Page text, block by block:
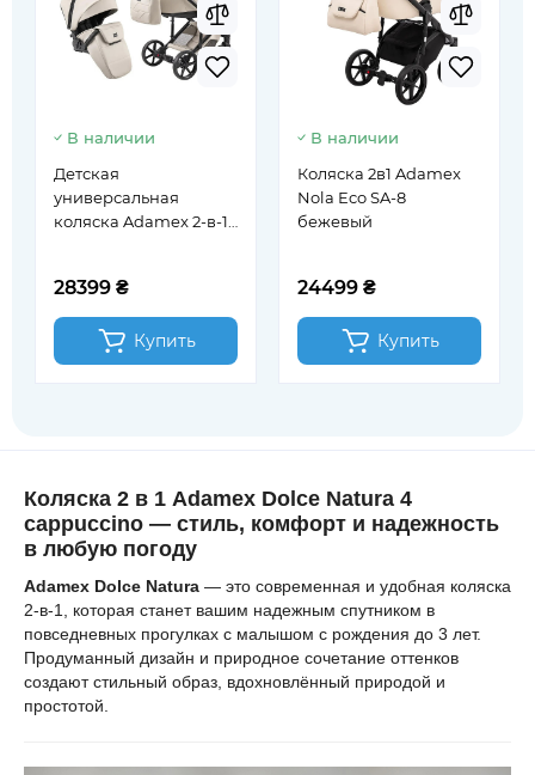
В наличии
Детская
универсальная
коляска Adamex 2-в-1
28399 ₴
Купить
В наличии
Коляска 2в1 Adamex
Nola Eco SA-8
бежевый
24499 ₴
Купить
Коляска 2 в 1 Adamex Dolce Natura 4
cappuccino — стиль, комфорт и надежность
в любую погоду
Adamex Dolce Natura — это современная и удобная коляска
2-в-1, которая станет вашим надежным спутником в
повседневных прогулках с малышом с рождения до 3 лет.
Продуманный дизайн и природное сочетание оттенков
создают стильный образ, вдохновлённый природой и
простотой.